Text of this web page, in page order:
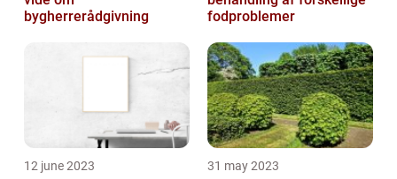
bygherrerådgivning
fodproblemer
12 june 2023 31 may 2023